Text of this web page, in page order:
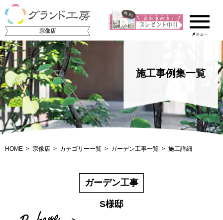
宗像店
施工事例集一覧
HOME 宗像店 カテゴリー一覧 ガーデン工事一覧 施工詳細
ガーデン工事
S様邸